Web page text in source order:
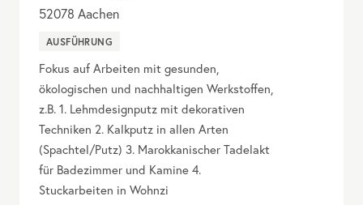
52078 Aachen
AUSFÜHRUNG
Fokus auf Arbeiten mit gesunden,
ökologischen und nachhaltigen Werkstoffen,
z.B. 1. Lehmdesignputz mit dekorativen
Techniken 2. Kalkputz in allen Arten
(Spachtel/Putz) 3. Marokkanischer Tadelakt
für Badezimmer und Kamine 4.
Stuckarbeiten in Wohnzi